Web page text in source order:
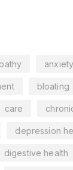
anxiety
bloating
care
depression
digestive health